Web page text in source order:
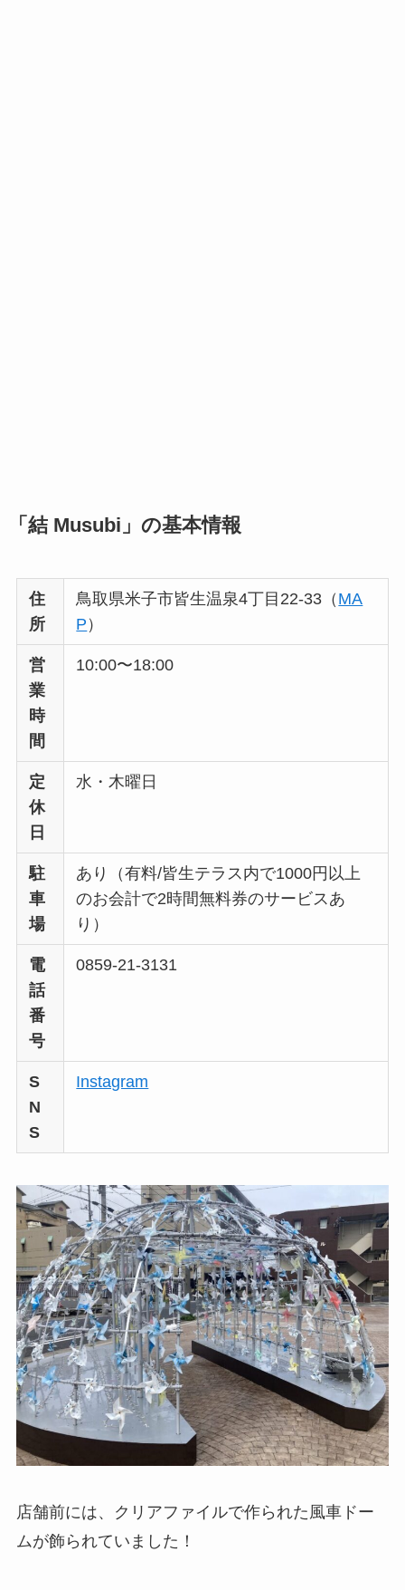
「結 Musubi」の基本情報
住
所
鳥取県米子市皆生温泉4丁目22-33（ MA
P ）
営
業
時
間
10:00〜18:00
定
休
日
水・木曜日
駐
車
場
あり（有料/皆生テラス内で1000円以上
のお会計で2時間無料券のサービスあ
り）
電
話
番
号
0859-21-3131
S
N
S
Instagram
店舗前には、クリアファイルで作られた風車ドー
ムが飾られていました！